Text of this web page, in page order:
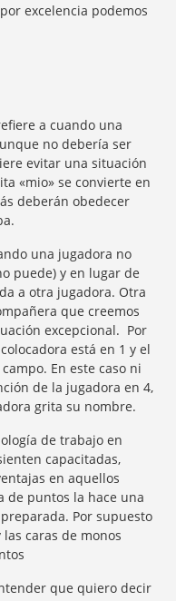
excelencia podemos
a cuando una
no debería ser
evitar una situación
«mio» se convierte en
deberán obedecer
una jugadora no
puede) y en lugar de
a otra jugadora. Otra
que creemos
excepcional. Por
está en 1 y el
En este caso ni
de la jugadora en 4,
grita su nombre.
de trabajo en
capacitadas,
en aquellos
de puntos la hace una
Por supuesto
caras de monos
que quiero decir